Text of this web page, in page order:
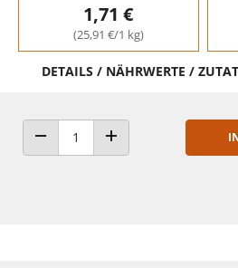
1,71 €
(25,91 €/1 kg)
DETAILS / NÄHRWERTE /
ANZAHL VERRINGERNANZAHL ERHÖHEN